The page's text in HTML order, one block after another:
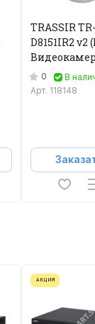
TRASSIR TR-
D8151IR2 v2
0
В
Арт. 118148
АКЦИЯ